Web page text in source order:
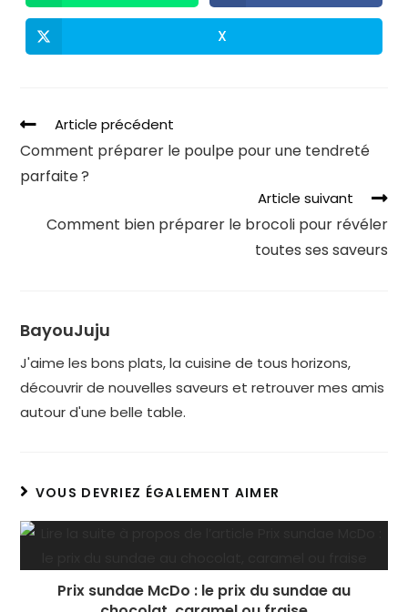
X
Article précédent
Comment préparer le poulpe pour une tendreté
parfaite ?
Article suivant
Comment bien préparer le brocoli pour révéler
toutes ses saveurs
BayouJuju
J'aime les bons plats, la cuisine de tous horizons,
découvrir de nouvelles saveurs et retrouver mes amis
autour d'une belle table.
VOUS DEVRIEZ ÉGALEMENT AIMER
Prix sundae McDo : le prix du sundae au